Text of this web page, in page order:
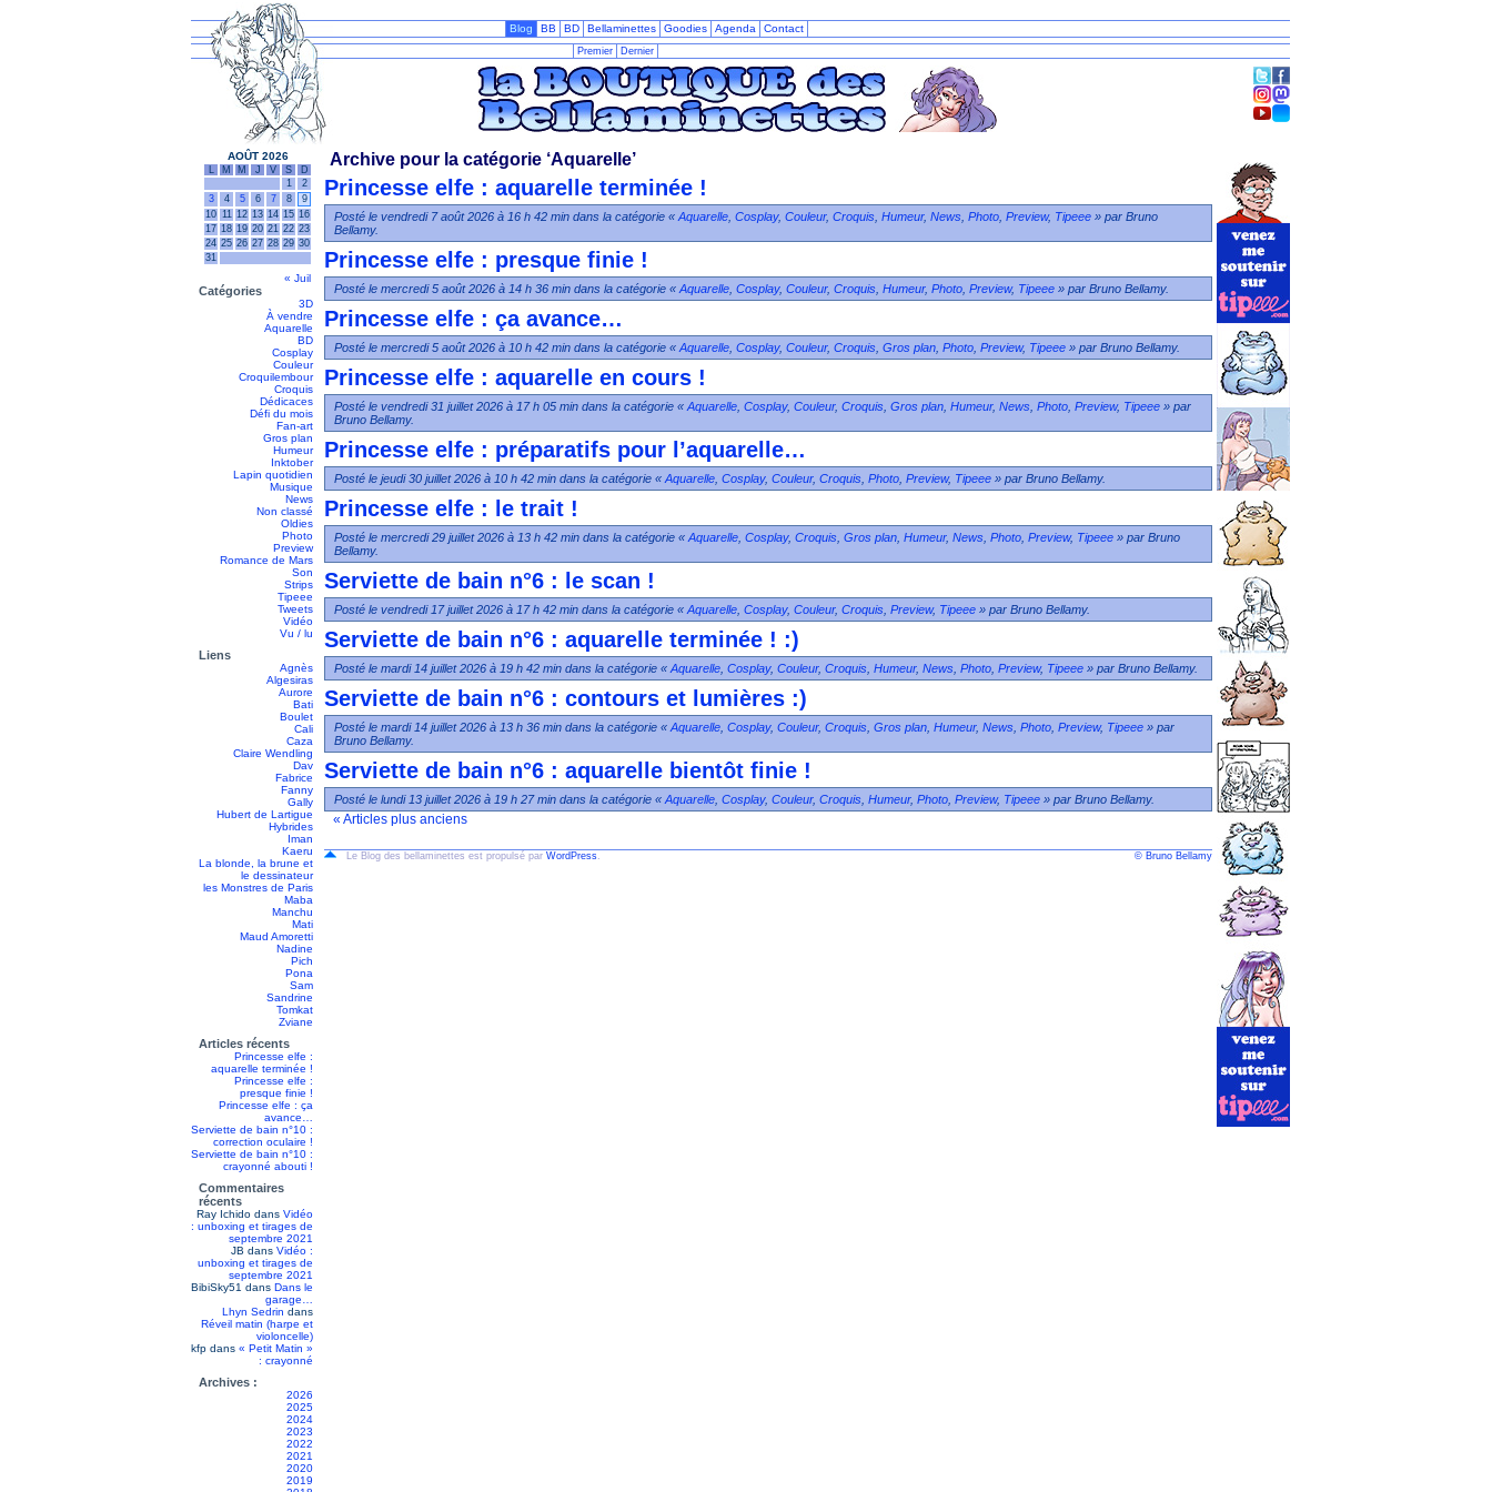
Blog BB BD Bellaminettes Goodies Agenda Contact
Premier Dernier
AOÛT 2026
L M M J V S
D
1
2
3
4 5 6 7 8
9
10 11 12 13 14 15 16
17 18 19 20 21 22 23
24 25 26 27 28 29 30
31
« Juil
Catégories
3D
À vendre
Aquarelle
BD
Cosplay
Couleur
Croquilembour
Croquis
Dédicaces
Défi du mois
Fan-art
Gros plan
Humeur
Inktober
Lapin quotidien
Musique
News
Non classé
Oldies
Photo
Preview
Romance de Mars
Son
Strips
Tipeee
Tweets
Vidéo
Vu / lu
Liens
Agnès
Algesiras
Aurore
Bati
Boulet
Cali
Caza
Claire Wendling
Dav
Fabrice
Fanny
Gally
Hubert de Lartigue
Hybrides
Iman
Kaeru
La blonde, la brune et
le dessinateur
les Monstres de Paris
Maba
Manchu
Mati
Maud Amoretti
Nadine
Pich
Pona
Sam
Sandrine
Tomkat
Zviane
Articles récents
Princesse elfe :
aquarelle terminée !
Princesse elfe :
presque finie !
Princesse elfe : ça
avance…
Serviette de bain n°10 :
correction oculaire !
Serviette de bain n°10 :
crayonné abouti !
Commentaires
récents
Ray Ichido dans Vidéo
: unboxing et tirages de
septembre 2021
JB dans Vidéo :
unboxing et tirages de
septembre 2021
BibiSky51 dans Dans le
garage…
Lhyn Sedrin dans
Réveil matin (harpe et
violoncelle)
kfp dans « Petit Matin »
: crayonné
Archives :
2026
2025
2024
2023
2022
2021
2020
2019
Archive pour la catégorie ‘Aquarelle’
Princesse elfe : aquarelle terminée !
Posté le vendredi 7 août 2026 à 16 h 42 min dans la catégorie « Aquarelle Cosplay, Couleur, Croquis Humeur, News Photo Preview, Tipeee » par Bruno
Bellamy.
Princesse elfe : presque finie !
Posté le mercredi 5 août 2026 à 14 h 36 min dans la catégorie « Aquarelle Cosplay, Couleur, Croquis Humeur, Photo Preview, Tipeee » par Bruno Bellamy.
Princesse elfe : ça avance…
Posté le mercredi 5 août 2026 à 10 h 42 min dans la catégorie « Aquarelle Cosplay, Couleur, Croquis Gros plan Photo Preview, Tipeee » par Bruno Bellamy.
Princesse elfe : aquarelle en cours !
Posté le vendredi 31 juillet 2026 à 17 h 05 min dans la catégorie « Aquarelle Cosplay, Couleur, Croquis Gros plan Humeur, News Photo Preview, Tipeee » par
Bruno Bellamy.
Princesse elfe : préparatifs pour l’aquarelle…
Posté le jeudi 30 juillet 2026 à 10 h 42 min dans la catégorie « Aquarelle Cosplay, Couleur, Croquis Photo Preview, Tipeee » par Bruno Bellamy.
Princesse elfe : le trait !
Posté le mercredi 29 juillet 2026 à 13 h 42 min dans la catégorie « Aquarelle Cosplay, Croquis Gros plan Humeur, News Photo Preview, Tipeee » par Bruno
Bellamy.
Serviette de bain n°6 : le scan !
Posté le vendredi 17 juillet 2026 à 17 h 42 min dans la catégorie « Aquarelle Cosplay, Couleur, Croquis Preview, Tipeee » par Bruno Bellamy.
Serviette de bain n°6 : aquarelle terminée ! :)
Posté le mardi 14 juillet 2026 à 19 h 42 min dans la catégorie « Aquarelle Cosplay, Couleur, Croquis Humeur, News Photo Preview, Tipeee » par Bruno Bellamy.
Serviette de bain n°6 : contours et lumières :)
Posté le mardi 14 juillet 2026 à 13 h 36 min dans la catégorie « Aquarelle Cosplay, Couleur, Croquis Gros plan Humeur, News Photo Preview, Tipeee » par
Bruno Bellamy.
Serviette de bain n°6 : aquarelle bientôt finie !
Posté le lundi 13 juillet 2026 à 19 h 27 min dans la catégorie « Aquarelle Cosplay, Couleur, Croquis Humeur, Photo Preview, Tipeee » par Bruno Bellamy.
« Articles plus anciens
Le Blog des bellaminettes est propulsé par WordPress. © Bruno Bellamy